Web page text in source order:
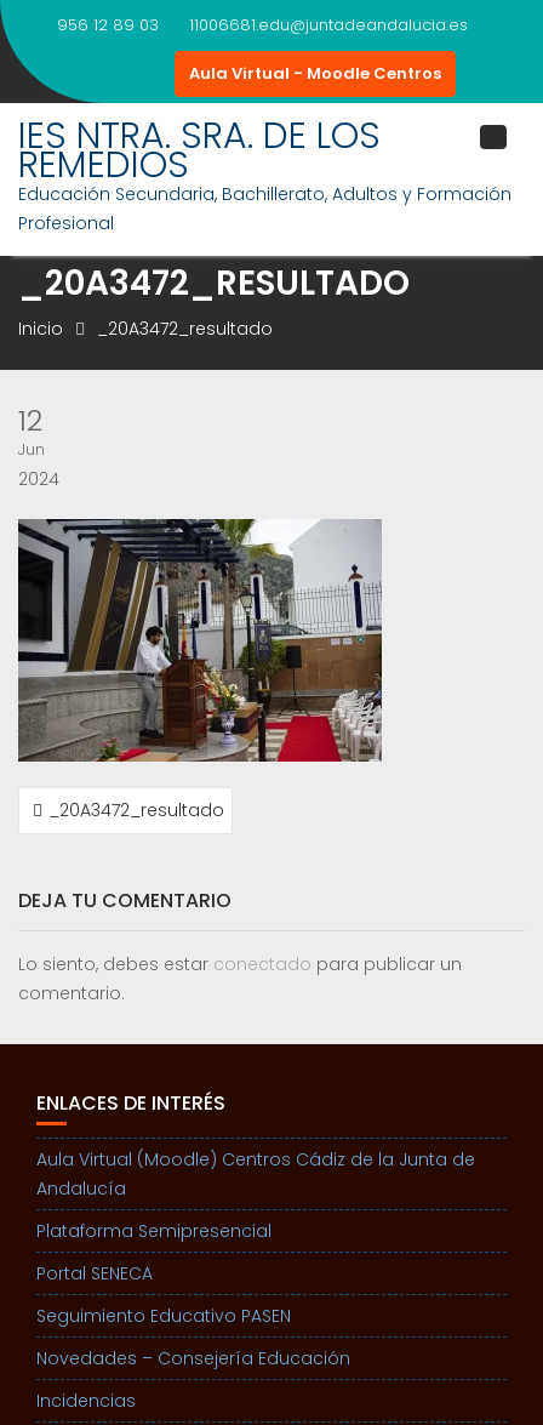
Saltar
al
contenido
956 12 89 03 11006681.edu@juntadeandalucia.es
Aula Virtual - Moodle Centros
IES NTRA. SRA. DE LOS
REMEDIOS
Educación Secundaria, Bachillerato, Adultos y Formación
Profesional
_20A3472_RESULTADO
Inicio _20A3472_resultado
12
Jun
2024
NAVEGACIÓN
DE_20A3472_resultado
DEJA TU COMENTARIO
Lo siento, debes estar conectado para publicar un
comentario.
ENLACES DE INTERÉS
Aula Virtual (Moodle) Centros Cádiz de la Junta de
Andalucía
Plataforma Semipresencial
Portal SENECA
Seguimiento Educativo PASEN
Novedades – Consejería Educación
Incidencias